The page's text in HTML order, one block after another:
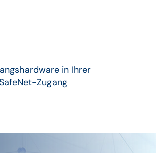
in Ihrer
Zugang